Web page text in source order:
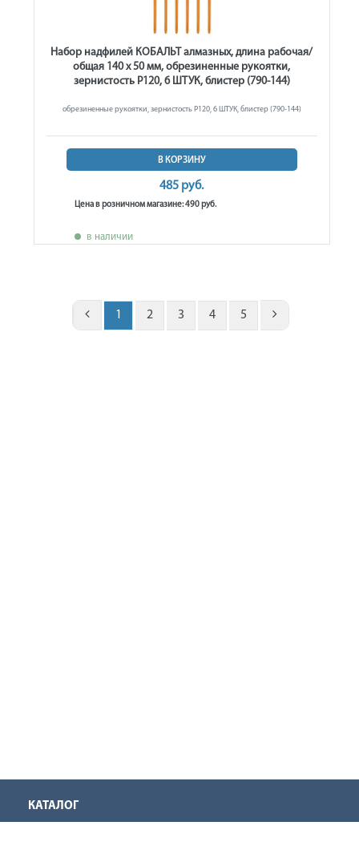
Набор надфилей КОБАЛЬТ алмазных, длина рабочая/
общая 140 х 50 мм, обрезиненные рукоятки,
зернистость Р120, 6 ШТУК, блистер (790-144)
обрезиненные рукоятки, зернистость Р120, 6 ШТУК, блистер (790-144)
В КОРЗИНУ
485 руб.
Цена в розничном магазине: 490 руб.
в наличии
1 2 3 4 5
КАТАЛОГ